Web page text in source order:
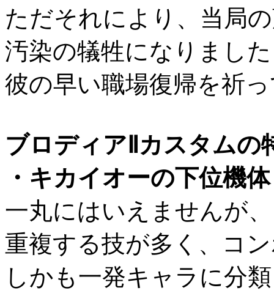
ただそれにより、当局
汚染の犠牲になりました
彼の早い職場復帰を祈
ブロディアⅡカスタムの
・キカイオーの下位機
一丸にはいえませんが
重複する技が多く、コ
しかも一発キャラに分